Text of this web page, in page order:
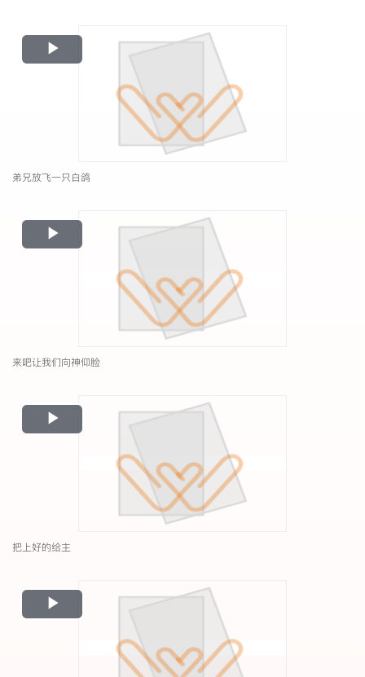
Play
Video
弟兄放飞一只白鸽
Play
Video
来吧让我们向神仰脸
Play
Video
把上好的给主
Play
Video